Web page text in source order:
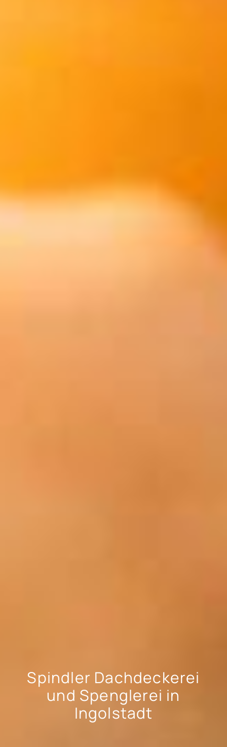
Spindler Dachdeckerei
und Spenglerei in
Ingolstadt